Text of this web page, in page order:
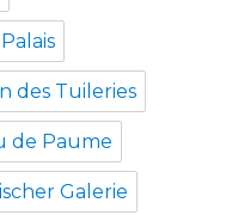
des Tuileries
de Paume
Galerie